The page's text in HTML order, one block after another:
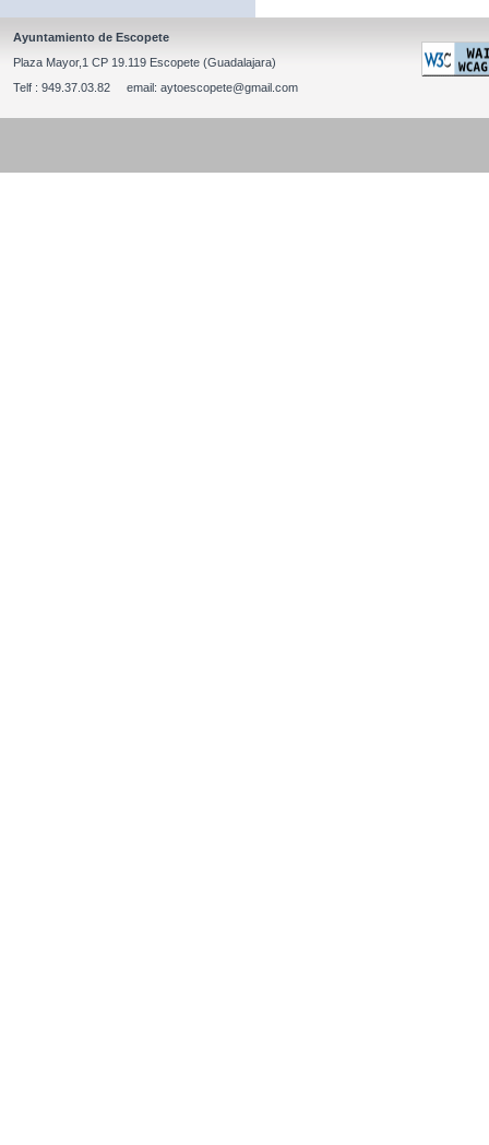
Ayuntamiento de Escopete
Plaza Mayor,1 CP 19.119 Escopete (Guadalajara)
Telf : 949.37.03.82 email: aytoescopete@gmail.com